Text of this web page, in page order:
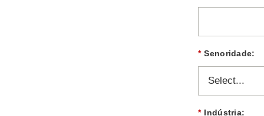
* Senoridade:
* Indústria: